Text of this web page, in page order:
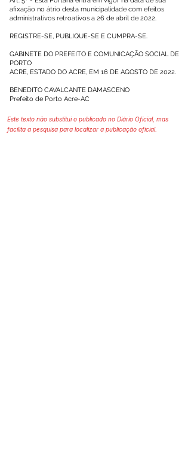
afixação no átrio desta municipalidade com efeitos
administrativos retroativos a 26 de abril de 2022.
REGISTRE-SE, PUBLIQUE-SE E CUMPRA-SE.
GABINETE DO PREFEITO E COMUNICAÇÃO SOCIAL DE
PORTO
ACRE, ESTADO DO ACRE, EM 16 DE AGOSTO DE 2022.
BENEDITO CAVALCANTE DAMASCENO
Prefeito de Porto Acre-AC
Este texto não substitui o publicado no Diário Oficial, mas
facilita a pesquisa para localizar a publicação oficial.